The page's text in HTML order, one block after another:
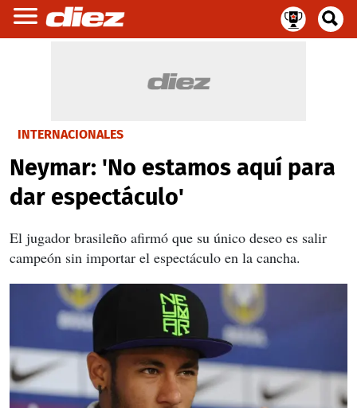
INTERNACIONALES
Neymar: 'No estamos aquí para
dar espectáculo'
El jugador brasileño afirmó que su único deseo es salir
campeón sin importar el espectáculo en la cancha.